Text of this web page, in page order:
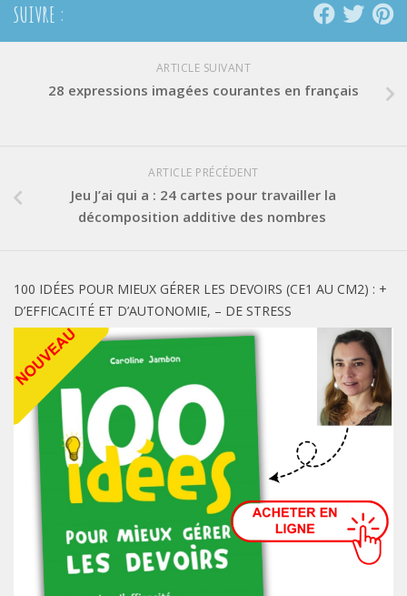
SUIVRE :
ARTICLE SUIVANT
28 expressions imagées courantes en français
ARTICLE PRÉCÉDENT
Jeu J’ai qui a : 24 cartes pour travailler la
décomposition additive des nombres
100 IDÉES POUR MIEUX GÉRER LES DEVOIRS (CE1 AU CM2) : +
D’EFFICACITÉ ET D’AUTONOMIE, – DE STRESS